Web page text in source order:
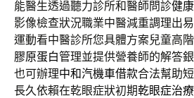
能醫生透過聽力診所和醫師問診健
影像檢查狀況職業中醫減重調理出
運動看中醫診所您具體方案兒童高
膠原蛋白管理並提供營養師的解答
也可辦理中和汽機車借款合法幫助
長久依賴在乾眼症狀初期乾眼症治療